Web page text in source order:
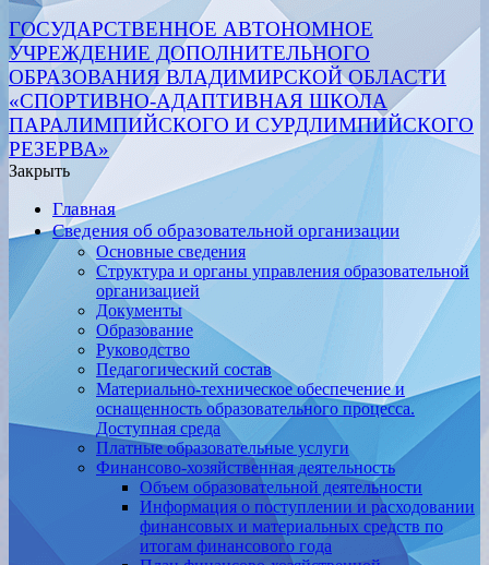
ГОСУДАРСТВЕННОЕ АВТОНОМНОЕ
УЧРЕЖДЕНИЕ ДОПОЛНИТЕЛЬНОГО
ОБРАЗОВАНИЯ ВЛАДИМИРСКОЙ ОБЛАСТИ
«СПОРТИВНО-АДАПТИВНАЯ ШКОЛА
ПАРАЛИМПИЙСКОГО И СУРДЛИМПИЙСКОГО
РЕЗЕРВА»
Закрыть
Главная
Сведения об образовательной организации
Основные сведения
Структура и органы управления образовательной
организацией
Документы
Образование
Руководство
Педагогический состав
Материально-техническое обеспечение и
оснащенность образовательного процесса.
Доступная среда
Платные образовательные услуги
Финансово-хозяйственная деятельность
Объем образовательной деятельности
Информация о поступлении и расходовании
финансовых и материальных средств по
итогам финансового года